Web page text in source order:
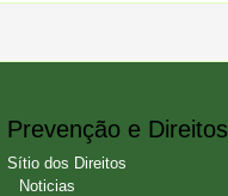
Prevenção e Direitos
Sítio dos Direitos
Noticias